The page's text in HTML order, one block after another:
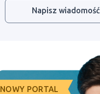
Napisz wiadomość
NOWY PORTAL